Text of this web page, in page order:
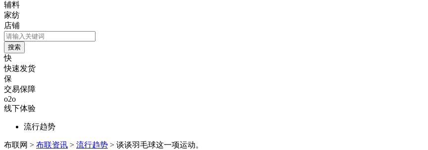
辅料
家纺
店铺
快
快速发货
保
交易保障
o2o
线下体验
流行趋势
布联网 > 布联资讯 > 流行趋势 > 谈谈羽毛球这一项运动。